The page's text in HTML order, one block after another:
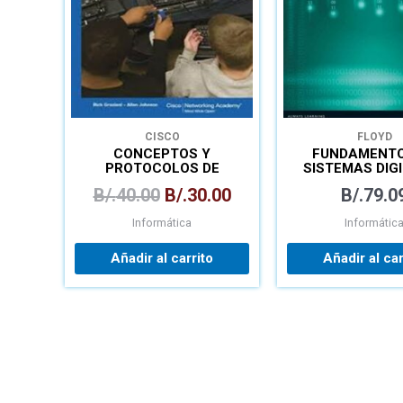
CISCO
CONCEPTOS Y
PROTOCOLOS DE
B/.40.00 B/.30.00
Informática
Añadir al carrito
FLOYD
SISTEMAS
B/.
Informática
Añadir al